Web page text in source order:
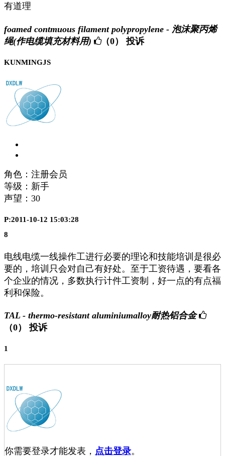
有道理
foamed contmuous filament polypropylene - 泡沫聚丙烯
绳(作电缆填充材料用)
（0） 投诉
KUNMINGJS
角色：注册会员
等级：新手
声望： 30
P:2011-10-12 15:03:28
8
电线电缆一线操作工进行必要的理论和技能培训是很必
要的，培训只会对自己有好处。至于工资待遇，要看各
个企业的情况，多数执行计件工资制，好一点的有点福
利和保险。
TAL - thermo-resistant aluminiumalloy耐热铝合金
（0）
投诉
1
你需要登录才能发表， 点击登录。